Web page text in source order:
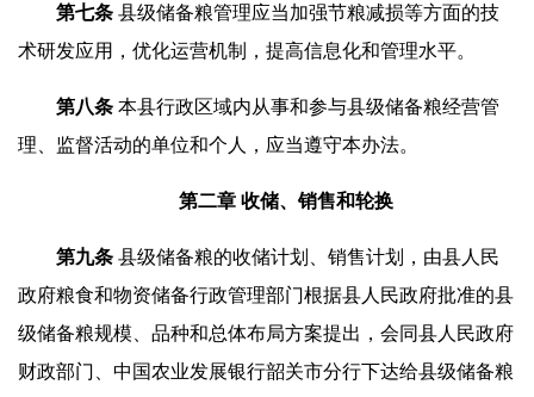
第七条 县级储备粮管理应当加强节粮减损等方面的技
术研发应用，优化运营机制，提高信息化和管理水平。
第八条 本县行政区域内从事和参与县级储备粮经营管
理、监督活动的单位和个人，应当遵守本办法。
第二章 收储、销售和轮换
第九条 县级储备粮的收储计划、销售计划，由县人民
政府粮食和物资储备行政管理部门根据县人民政府批准的县
级储备粮规模、品种和总体布局方案提出，会同县人民政府
财政部门、中国农业发展银行韶关市分行下达给县级储备粮